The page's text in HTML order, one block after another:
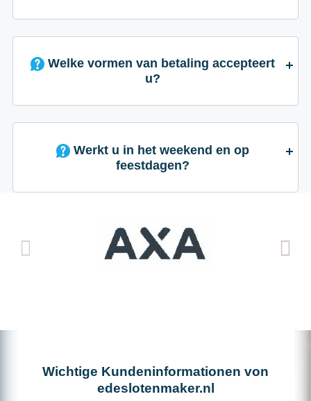
Welke vormen van betaling accepteert
u?
Werkt u in het weekend en op
feestdagen?
Wichtige Kundeninformationen von
edeslotenmaker.nl